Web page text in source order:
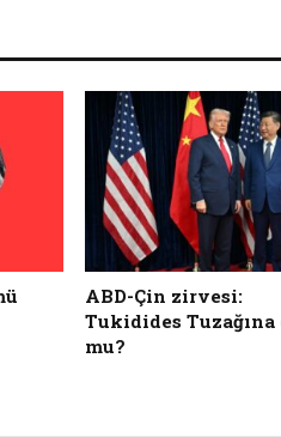
ABD-Çin zirvesi:
Tukidides Tuzağına
mu?